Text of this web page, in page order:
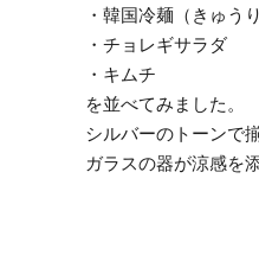
・韓国冷麺（きゅう
・チョレギサラダ
・キムチ
を並べてみました。
シルバーのトーンで
ガラスの器が涼感を